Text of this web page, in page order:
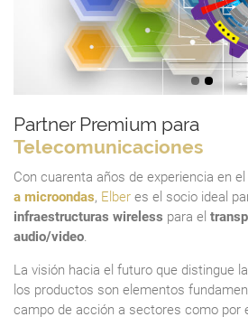
Partner Premium para
Telecomunicaciones
Con cuarenta años de experiencia en
a microondas, Elber es el socio ideal
infraestructuras wireless para el
audio/video.
La visión hacia el futuro que distingue
los productos son elementos
campo de acción a sectores como por